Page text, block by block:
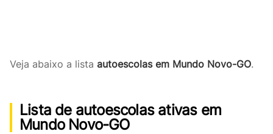
Veja abaixo a lista autoescolas em Mundo Novo-GO.
Lista de autoescolas ativas em
Mundo Novo-GO